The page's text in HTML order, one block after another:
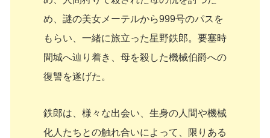
め、謎の美女メーテルから999号のパスを
もらい、一緒に旅立った星野鉄郎。要塞時
間城へ辿り着き、母を殺した機械伯爵への
復讐を遂げた。
鉄郎は、様々な出会い、生身の人間や機械
化人たちとの触れ合いによって、限りある